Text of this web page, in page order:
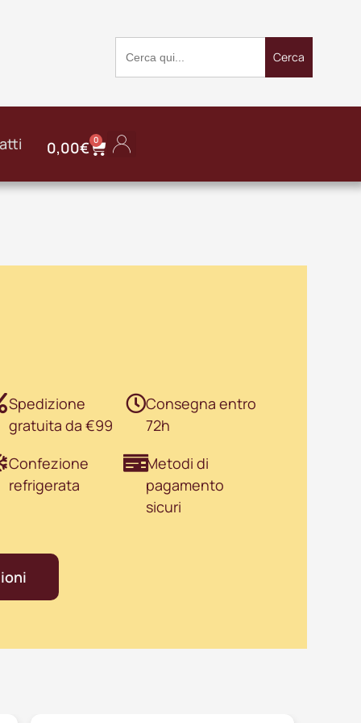
Search
for:
0,00€ 0
Spedizione
gratuita da €99
Consegna entro
72h
Confezione
refrigerata
Metodi di
pagamento
sicuri